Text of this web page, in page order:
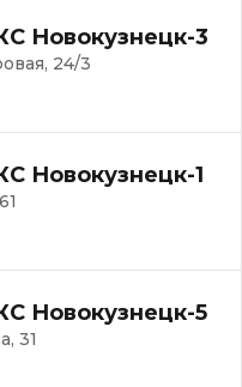
Новокузнецк-3
24/3
Новокузнецк-1
Новокузнецк-5
31